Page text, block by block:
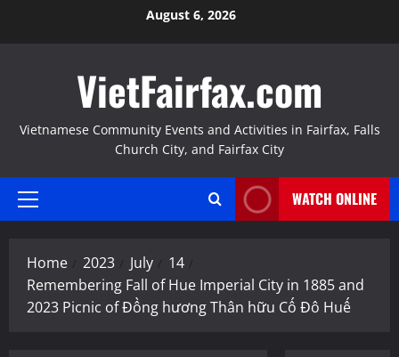
August 6, 2026
VietFairfax.com
Vietnamese Community Events and Activities in Fairfax, Falls
Church City, and Fairfax City
Primary
WATCH ONLINE
Home 2023 July
14
Remembering Fall of Hue Imperial City in 1885 and
2023 Picnic of Đồng hương Thân hữu Cố Đô Huế